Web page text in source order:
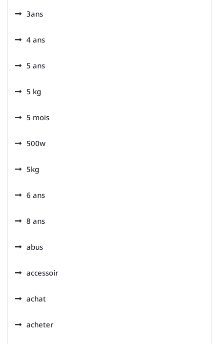
3ans
4 ans
5 ans
5 kg
5 mois
500w
5kg
6 ans
8 ans
abus
accessoir
achat
acheter